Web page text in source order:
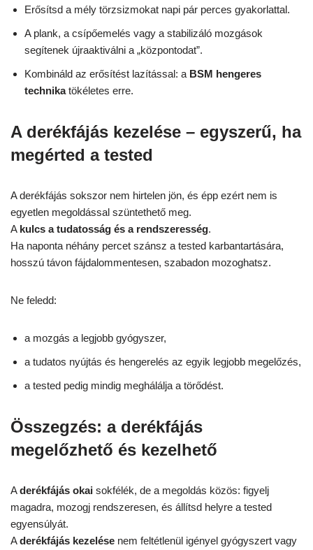
Erősítsd a mély törzsizmokat napi pár perces gyakorlattal.
A plank, a csípőemelés vagy a stabilizáló mozgások
segítenek újraaktiválni a „központodat”.
Kombináld az erősítést lazítással: a BSM hengeres
technikatökéletes erre.
A derékfájás kezelése – egyszerű, ha
megérted a tested
A derékfájás sokszor nem hirtelen jön, és épp ezért nem is
egyetlen megoldással szüntethető meg.
A kulcs a tudatosság és a rendszeresség.
Ha naponta néhány percet szánsz a tested karbantartására,
hosszú távon fájdalommentesen, szabadon mozoghatsz.
Ne feledd:
a mozgás a legjobb gyógyszer,
a tudatos nyújtás és hengerelés az egyik legjobb megelőzés,
a tested pedig mindig meghálálja a törődést.
Összegzés: a derékfájás
megelőzhető és kezelhető
Aderékfájás okai sokfélék, de a megoldás közös: figyelj
magadra, mozogj rendszeresen, és állítsd helyre a tested
egyensúlyát.
Aderékfájás kezelése nem feltétlenül igényel gyógyszert vagy